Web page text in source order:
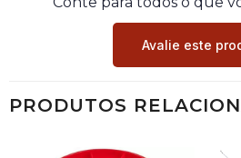
Avalie este
PRODUTOS